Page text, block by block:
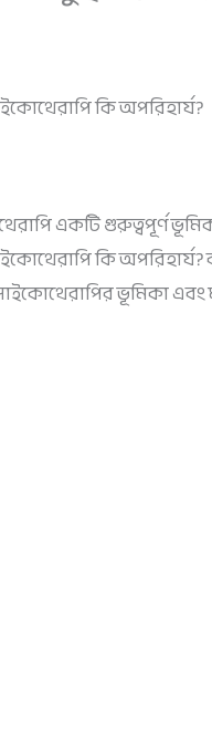
কি অপরিহার্য?
একটি গুরুত্বপূর্ণ
কি
ভূমিকা এবং